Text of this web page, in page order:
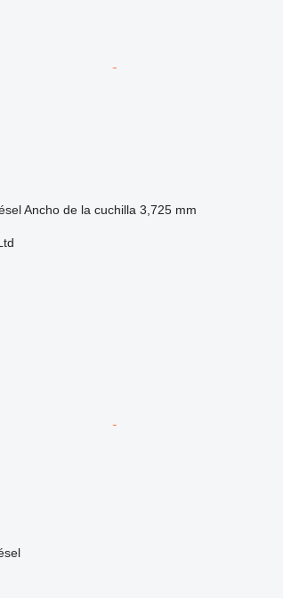
Ancho de la cuchilla 3,725 mm